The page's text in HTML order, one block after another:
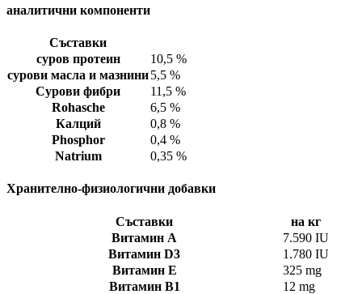
аналитични компоненти
Съставки
суров протеин
10,5 %
сурови масла и мазнини5,5 %
Сурови фибри
11,5 %
Rohasche
6,5 %
Калций
0,8 %
Phosphor
0,4 %
Natrium
0,35 %
Хранително-физиологични добавки
Съставки
на кг
Витамин А
7.590 IU
Витамин D3
1.780 IU
Витамин Е
325 mg
Витамин В1
12 mg